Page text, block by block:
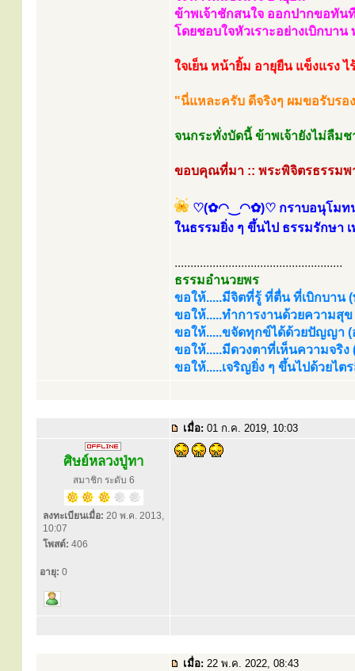
ข้าพเจ้าชักสนใจ ออกปากขอทัน
โดยชอบใจหัวเราะอย่างเบิกบา
ใจเย็น หน้ายิ้ม อายุยืน แข็งแรง
"นี่แหละครับ ดีจริงๆ ผมขอรับรอ
จนกระทั่งบัดนี้ ข้าพเจ้ายังไม่ลืม
ขอบคุณที่มา :: พระพิจิตรธรรมพ
♡(✿◠‿◠✿)♡ กราบอนุโมทน
ในธรรมยิ่ง ๆ ขึ้นไป ธรรมรักษ
.....................................................
ธรรมอำนวยพร
ขอให้.....มีจิตที่รู้ ที่ตื่น ที่เบิกบาน
ขอให้.....ทำการงานด้วยความสุ
ขอให้.....ขจัดทุกข์ได้ด้วยปัญญา (
ขอให้.....มีดวงตาที่เห็นความจริ
ขอให้.....เจริญยิ่ง ๆ ขึ้นไปด้วยไ
เมื่อ: 01 ก.ค. 2019, 10:03
ศิษย์หลวงปู่ทา
สมาชิก ระดับ 6
ลงทะเบียนเมื่อ: 20 พ.ค. 2013,
10:07
โพสต์: 406
อายุ: 0
เมื่อ: 22 พ.ค. 2022, 08:43